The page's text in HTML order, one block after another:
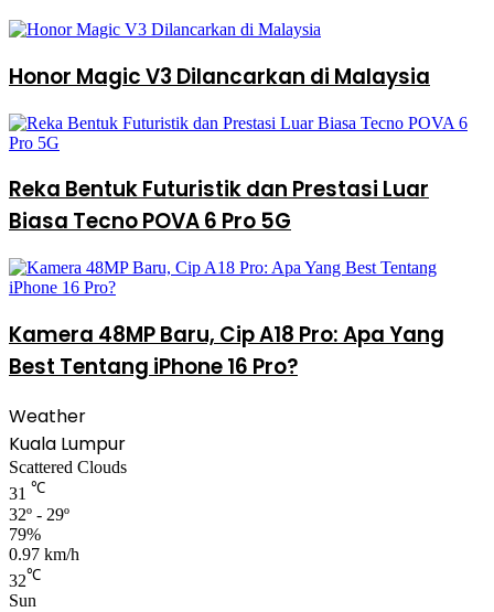
Honor Magic V3 Dilancarkan di Malaysia
Reka Bentuk Futuristik dan Prestasi Luar
Biasa Tecno POVA 6 Pro 5G
Kamera 48MP Baru, Cip A18 Pro: Apa Yang
Best Tentang iPhone 16 Pro?
Weather
Kuala Lumpur
Scattered Clouds
31 ℃
32º - 29º
79%
0.97 km/h
32℃
Sun